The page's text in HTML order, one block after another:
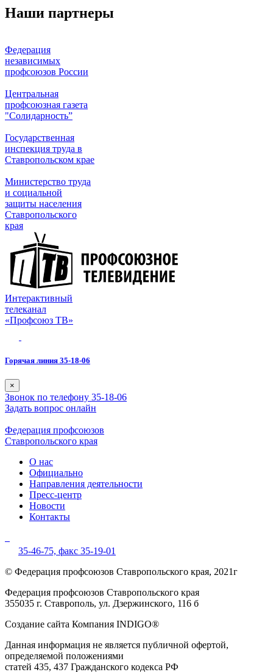
Наши партнеры
Федерация
независимых
профсоюзов России
Центральная
профсоюзная газета
"Солидарность”
Государственная
инспекция труда в
Ставропольском крае
Министерство труда
и социальной
защиты населения
Ставропольского
края
Интерактивный
телеканал
«Профсоюз ТВ»
Горячая линия 35-18-06
×
Звонок по телефону 35-18-06
Задать вопрос онлайн
Федерация профсоюзов
Ставропольского края
О нас
Официально
Направления деятельности
Пресс-центр
Новости
Контакты
35-46-75, факс 35-19-01
© Федерация профсоюзов Ставропольского края, 2021г
Федерация профсоюзов Ставропольского края
355035 г. Ставрополь, ул. Дзержинского, 116 б
Создание сайта Компания INDIGO®
Данная информация не является публичной офертой,
определяемой положениями
статей 435, 437 Гражданского кодекса РФ